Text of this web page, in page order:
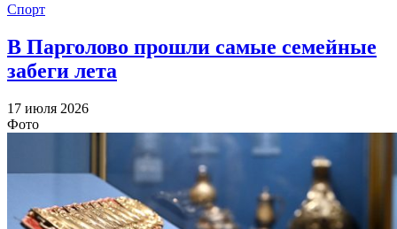
Спорт
В Парголово прошли самые семейные
забеги лета
17 июля 2026
Фото